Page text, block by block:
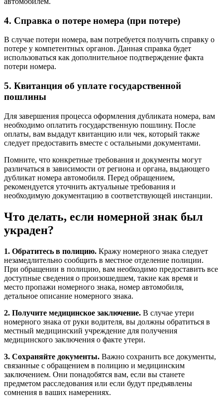
4. Справка о потере номера (при потере)
В случае потери номера, вам потребуется получить справку о
потере у компетентных органов. Данная справка будет
использоваться как дополнительное подтверждение факта
потери номера.
5. Квитанция об уплате государственной
пошлины
Для завершения процесса оформления дубликата номера, вам
необходимо оплатить государственную пошлину. После
оплаты, вам выдадут квитанцию или чек, который также
следует предоставить вместе с остальными документами.
Помните, что конкретные требования и документы могут
различаться в зависимости от региона и органа, выдающего
дубликат номера автомобиля. Перед обращением,
рекомендуется уточнить актуальные требования и
необходимую документацию в соответствующей инстанции.
Что делать, если номерной знак был
украден?
1. Обратитесь в полицию. Кражу номерного знака следует
незамедлительно сообщить в местное отделение полиции.
При обращении в полицию, вам необходимо предоставить все
доступные сведения о произошедшем, такие как время и
место пропажи номерного знака, номер автомобиля,
детальное описание номерного знака.
2. Получите медицинское заключение. В случае утери
номерного знака от руки водителя, вы должны обратиться в
местный медицинский учреждение для получения
медицинского заключения о факте утери.
3. Сохраняйте документы. Важно сохранить все документы,
связанные с обращением в полицию и медицинским
заключением. Они понадобятся вам, если вы станете
предметом расследования или если будут предъявлены
сомнения в ваших намерениях.